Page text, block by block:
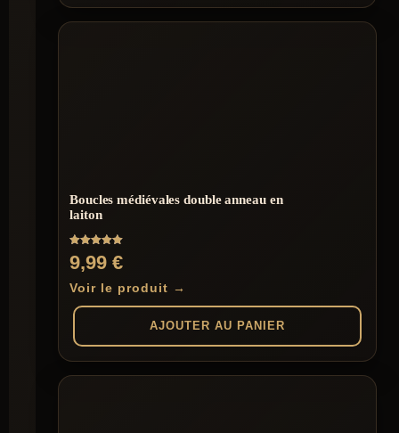
Boucles médiévales double anneau en
laiton
Note
5.00
sur 5
9,99 €
Voir le produit →
AJOUTER AU PANIER